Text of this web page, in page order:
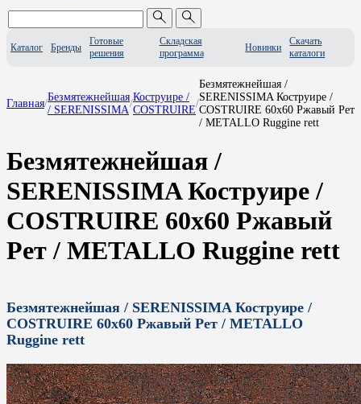
Каталог Бренды
Готовые
решения
Складская
программа
Новинки
Скачать
каталоги
Главная/
Безмятежнейшая
/ SERENISSIMA
/
Коструире /
COSTRUIRE
/
Безмятежнейшая /
SERENISSIMA Коструире /
COSTRUIRE 60x60 Ржавый Рет
/ METALLO Ruggine rett
Безмятежнейшая /
SERENISSIMA Коструире /
COSTRUIRE 60x60 Ржавый
Рет / METALLO Ruggine rett
Безмятежнейшая / SERENISSIMA Коструире /
COSTRUIRE 60x60 Ржавый Рет / METALLO
Ruggine rett